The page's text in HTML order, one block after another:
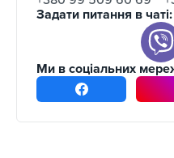
Задати питання в чаті:
Ми в соціальних